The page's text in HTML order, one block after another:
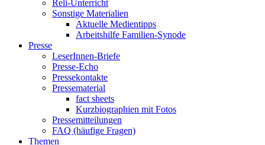
Reli-Unterricht
Sonstige Materialien
Aktuelle Medientipps
Arbeitshilfe Familien-Synode
Presse
LeserInnen-Briefe
Presse-Echo
Pressekontakte
Pressematerial
fact sheets
Kurzbiographien mit Fotos
Pressemitteilungen
FAQ (häufige Fragen)
Themen